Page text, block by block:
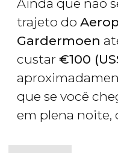
Ainda que não
trajeto do
Gardermoen
custar €100 (
que se você
em plena noite,